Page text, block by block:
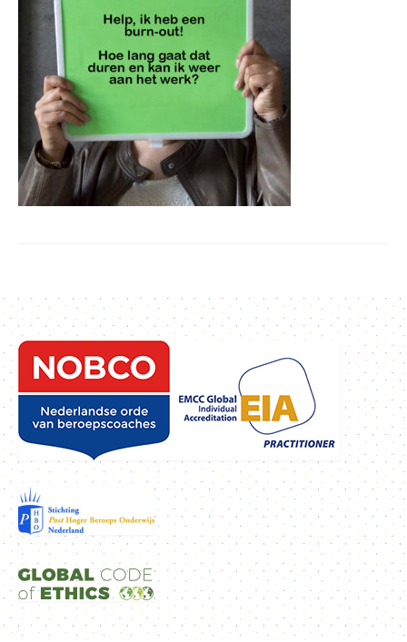
2e spoortrajecten
Gratis Tips / Blogs
Gratis E-book Nee Zeggen
Aanbevelingen
Over Mij
Contact & Privacy